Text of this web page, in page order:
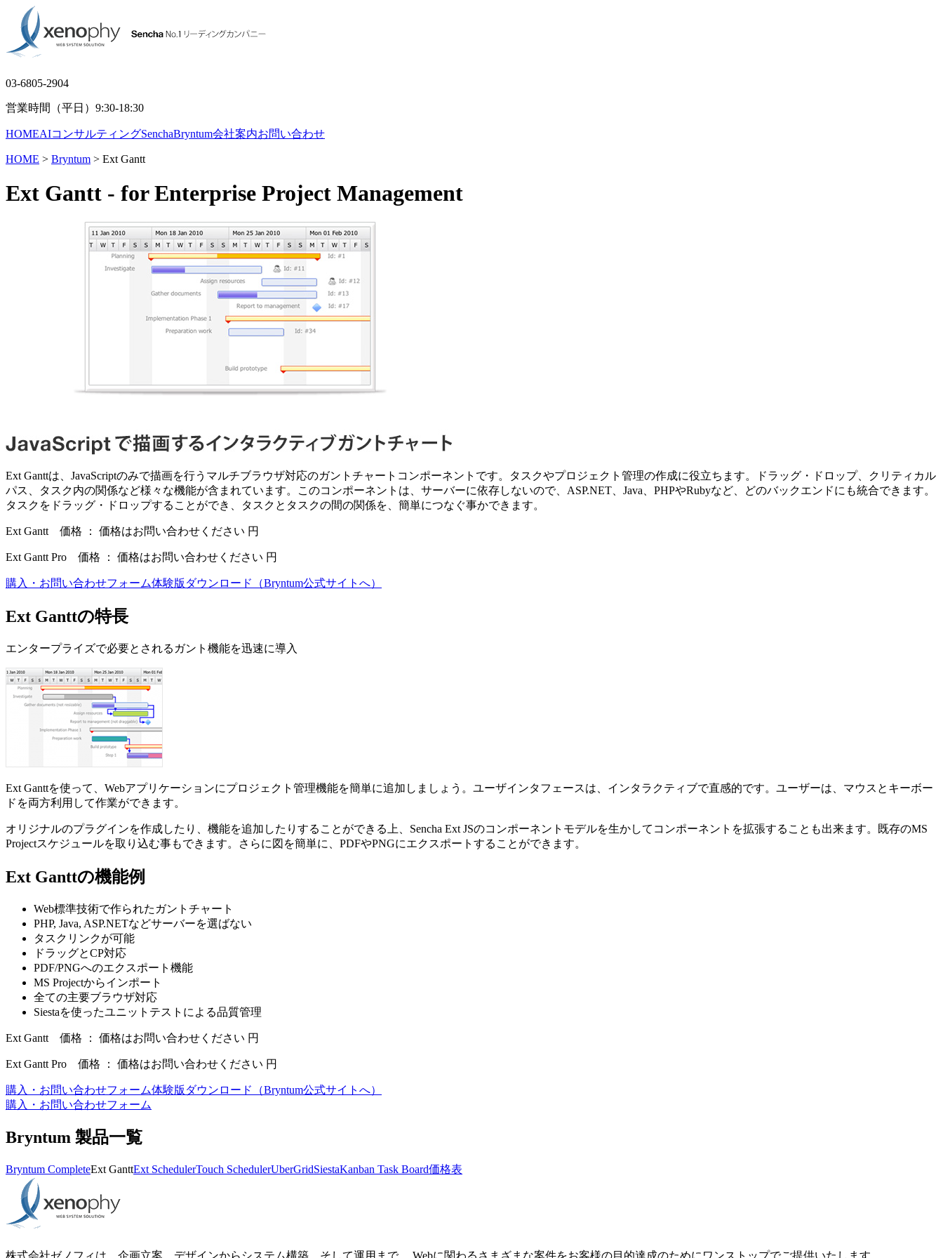
03-6805-2904
営業時間（平日）9:30-18:30
HOMEAIコンサルティングSenchaBryntum会社案内お問い合わせ
HOME > Bryntum > Ext Gantt
Ext Gantt - for Enterprise Project Management
Ext Ganttは、JavaScriptのみで描画を行うマルチブラウザ対応のガントチャートコンポーネントです。タスクやプロジェクト管理の作成に役立ちます。ドラッグ・ドロップ、クリティカル
パス、タスク内の関係など様々な機能が含まれています。このコンポーネントは、サーバーに依存しないので、ASP.NET、Java、PHPやRubyなど、どのバックエンドにも統合できます。
タスクをドラッグ・ドロップすることができ、タスクとタスクの間の関係を、簡単につなぐ事かできます。
Ext Gantt 価格 ： 価格はお問い合わせください 円
Ext Gantt Pro 価格 ： 価格はお問い合わせください 円
購入・お問い合わせフォーム体験版ダウンロード（Bryntum公式サイトへ）
Ext Ganttの特長
エンタープライズで必要とされるガント機能を迅速に導入
Ext Ganttを使って、Webアプリケーションにプロジェクト管理機能を簡単に追加しましょう。ユーザインタフェースは、インタラクティブで直感的です。ユーザーは、マウスとキーボー
ドを両方利用して作業ができます。
オリジナルのプラグインを作成したり、機能を追加したりすることができる上、Sencha Ext JSのコンポーネントモデルを生かしてコンポーネントを拡張することも出来ます。既存のMS
Projectスケジュールを取り込む事もできます。さらに図を簡単に、PDFやPNGにエクスポートすることができます。
Ext Ganttの機能例
Web標準技術で作られたガントチャート
PHP, Java, ASP.NETなどサーバーを選ばない
タスクリンクが可能
ドラッグとCP対応
PDF/PNGへのエクスポート機能
MS Projectからインポート
全ての主要ブラウザ対応
Siestaを使ったユニットテストによる品質管理
Ext Gantt 価格 ： 価格はお問い合わせください 円
Ext Gantt Pro 価格 ： 価格はお問い合わせください 円
購入・お問い合わせフォーム体験版ダウンロード（Bryntum公式サイトへ）
購入・お問い合わせフォーム
Bryntum 製品一覧
Bryntum CompleteExt GanttExt SchedulerTouch SchedulerUberGridSiestaKanban Task Board価格表